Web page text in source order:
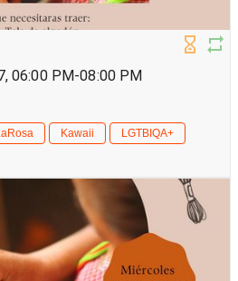
06:00 PM-08:00 PM
Kawaii
LGTBIQA+